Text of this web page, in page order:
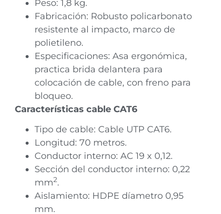
Peso: 1,8 kg.
Fabricación: Robusto policarbonato
resistente al impacto, marco de
polietileno.
Especificaciones: Asa ergonómica,
practica brida delantera para
colocación de cable, con freno para
bloqueo.
Características cable CAT6
Tipo de cable: Cable UTP CAT6.
Longitud: 70 metros.
Conductor interno: AC 19 x 0,12.
Sección del conductor interno: 0,22
mm2.
Aislamiento: HDPE díametro 0,95
mm.